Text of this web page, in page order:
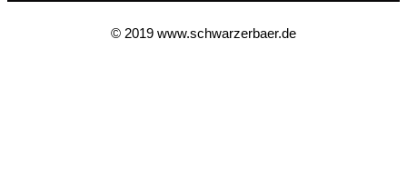
© 2019 www.schwarzerbaer.de